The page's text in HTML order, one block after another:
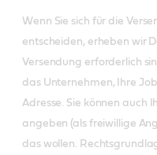
Wenn Sie sich für die
entscheiden, erheben wir
Versendung erforderlich
das Unternehmen, Ihre
Adresse. Sie können auch
angeben (als freiwillige
das wollen.